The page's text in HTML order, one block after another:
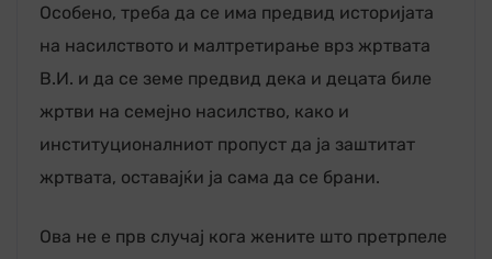
Особено, треба да се има предвид историјата
на насилството и малтретирање врз жртвата
В.И. и да се земе предвид дека и децата биле
жртви на семејно насилство, како и
институционалниот пропуст да ја заштитат
жртвата, оставајќи ја сама да се брани.
Ова не е прв случај кога жените што претрпеле